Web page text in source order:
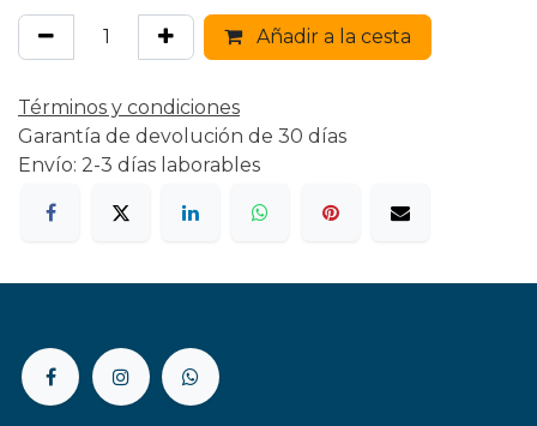
Añadir a la cesta
Términos y condiciones
Garantía de devolución de 30 días
Envío: 2-3 días laborables